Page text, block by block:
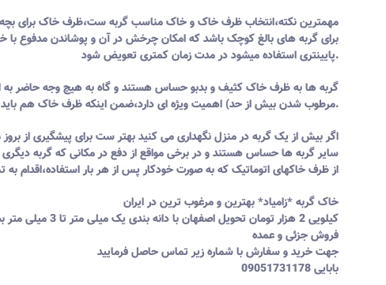
مهمترین نکته،انتخاب ظرف خاک و خاک مناسب گربه ست،ظرف خاک برای بچه
برای گربه های بالغ کوچک باشد که امکان چرخش در آن و پوشاندن مدفوع با
پایینتری استفاده میشود در مدت زمان کمتری تعویض شود.
گربه ها به ظرف خاک کثیف و بدبو حساس هستند و گاه به هیچ وجه حاضر به
مرطوب شدن بیش از حد) اهمیت ویژه ای دارد،ضمن اینکه ظرف خاک هم باید بصورت هفتگی شسته شود.
اگر بیش از یک گربه در منزل نگهداری می کنید بهتر ست برای پیشگیری از
سایر گربه ها حساس هستند و در برخی مواقع از دفع در مکانی که گربه دیگری
از ظرف خاکهای اتوماتیک که به صورت خودکار پس از هر بار استفاده،اقدام
خاک گربه *زامیاد* بهترین و مرغوب ترین در ایران
کیلویی 2 هزار تومان تحویل اصفهان با دانه بندی یک میلی متر تا 3 میلی متر بسته به سفارش شما مشتری گرامی
فروش جزئی و عمده
جهت خرید و سفارش با شماره زیر تماس حاصل فرمایید
09051731178 بابایی